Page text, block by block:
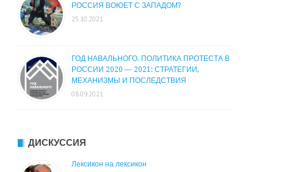
РОССИЯ ВОЮЕТ С ЗАПАДОМ?
25.10.2021
ГОД НАВАЛЬНОГО. ПОЛИТИКА ПРОТЕСТА В
РОССИИ 2020 — 2021: СТРАТЕГИИ,
МЕХАНИЗМЫ И ПОСЛЕДСТВИЯ
08.09.2021
ДИСКУССИЯ
Лексикон на лексикон